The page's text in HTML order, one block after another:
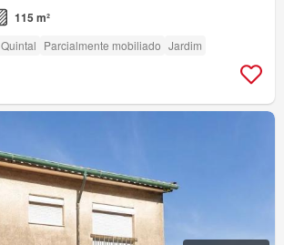
115 m²
Quintal Parcialmente mobiliado Jardim